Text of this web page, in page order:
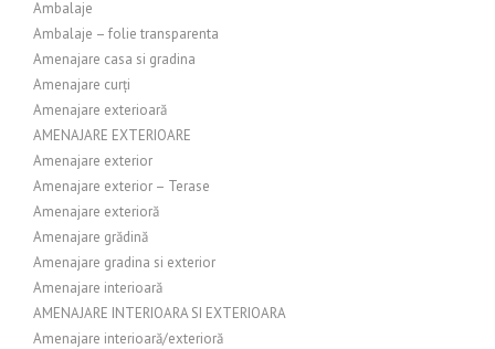
Ambalaje
Ambalaje – folie transparenta
Amenajare casa si gradina
Amenajare curți
Amenajare exterioară
AMENAJARE EXTERIOARE
Amenajare exterior
Amenajare exterior – Terase
Amenajare exterioră
Amenajare grădină
Amenajare gradina si exterior
Amenajare interioară
AMENAJARE INTERIOARA SI EXTERIOARA
Amenajare interioară/exterioră